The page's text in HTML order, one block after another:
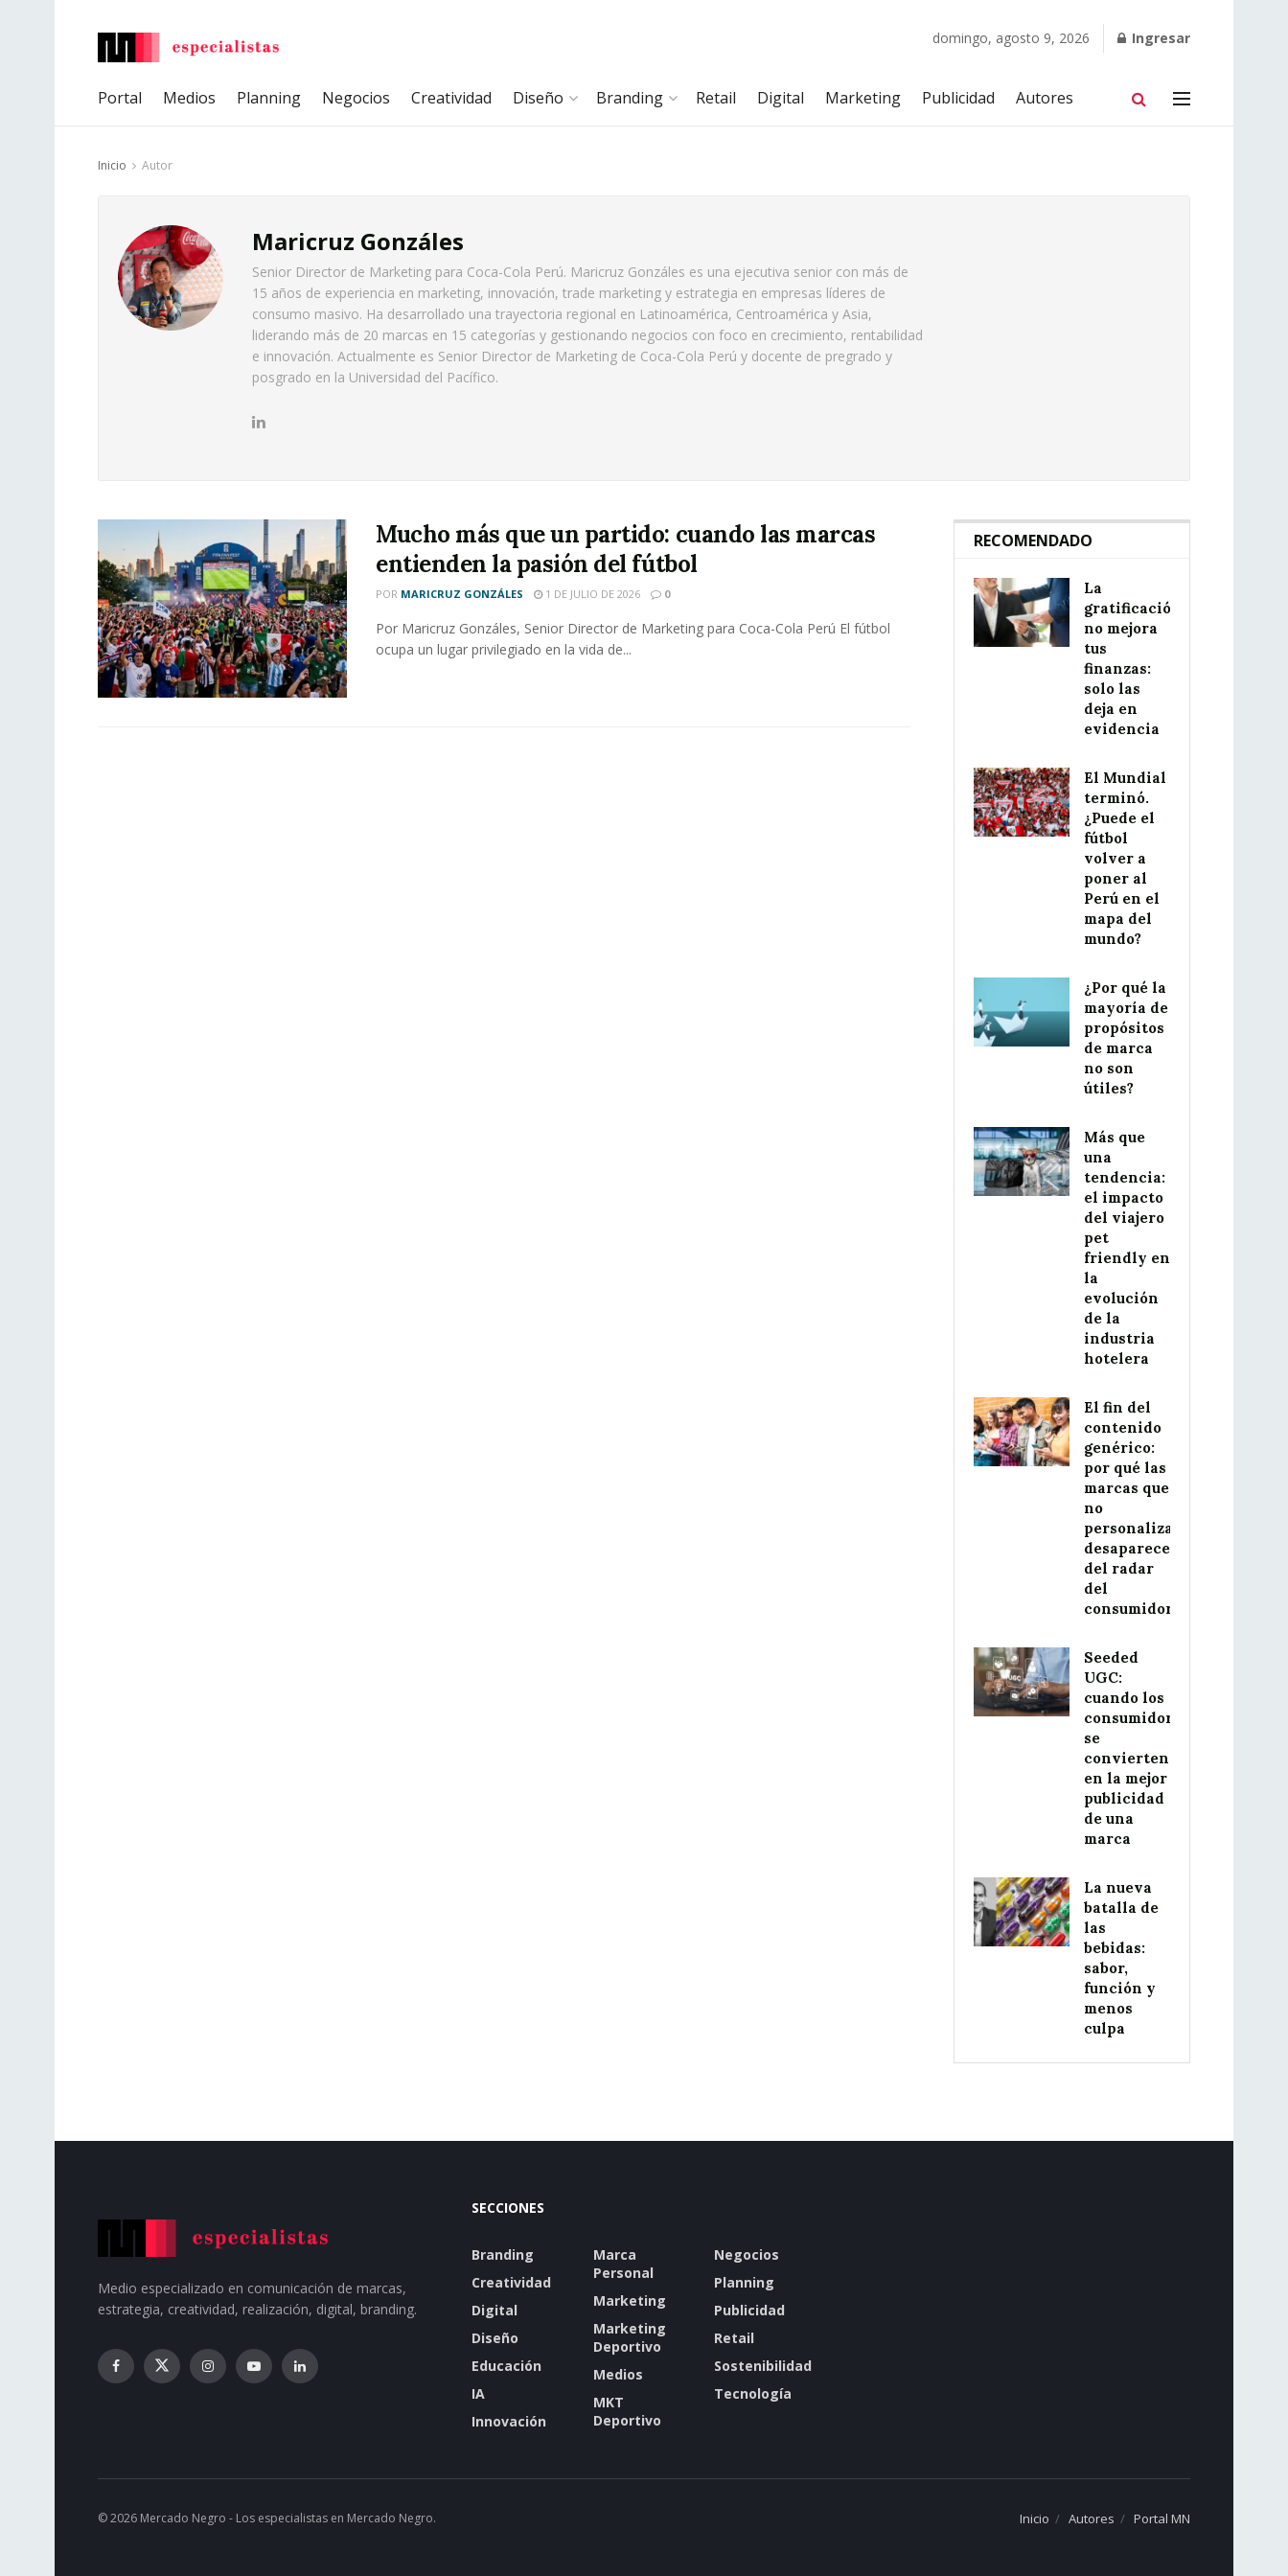
domingo, agosto 9, 2026 Ingresar
Portal Medios Planning Negocios Creatividad Diseño Branding Retail Digital Marketing Publicidad Autores
Inicio Autor
Maricruz Gonzáles
Senior Director de Marketing para Coca-Cola Perú. Maricruz Gonzáles es una ejecutiva senior con más de
15 años de experiencia en marketing, innovación, trade marketing y estrategia en empresas líderes de
consumo masivo. Ha desarrollado una trayectoria regional en Latinoamérica, Centroamérica y Asia,
liderando más de 20 marcas en 15 categorías y gestionando negocios con foco en crecimiento, rentabilidad
e innovación. Actualmente es Senior Director de Marketing de Coca-Cola Perú y docente de pregrado y
posgrado en la Universidad del Pacífico.
Mucho más que un partido: cuando las marcas
entienden la pasión del fútbol
POR MARICRUZ GONZÁLES 1 DE JULIO DE 2026 0
Por Maricruz Gonzáles, Senior Director de Marketing para Coca-Cola Perú El fútbol
ocupa un lugar privilegiado en la vida de...
RECOMENDADO
La
gratificación
no mejora
tus
finanzas:
solo las
deja en
evidencia
El Mundial
terminó.
¿Puede el
fútbol
volver a
poner al
Perú en el
mapa del
mundo?
¿Por qué la
mayoría de
propósitos
de marca
no son
útiles?
Más que
una
tendencia:
el impacto
del viajero
pet
friendly en
la
evolución
de la
industria
hotelera
El fin del
contenido
genérico:
por qué las
marcas que
no
personalizan
desaparecerán
del radar
del
consumidor
Seeded
UGC:
cuando los
consumidores
se
convierten
en la mejor
publicidad
de una
marca
La nueva
batalla de
las
bebidas:
sabor,
función y
menos
culpa
Medio especializado en comunicación de marcas,
estrategia, creatividad, realización, digital, branding.
SECCIONES
Branding
Creatividad
Digital
Diseño
Educación
IA
Innovación
Marca
Personal
Marketing
Marketing
Deportivo
Medios
MKT
Deportivo
Negocios
Planning
Publicidad
Retail
Sostenibilidad
Tecnología
Inicio Autores Portal MN
© 2026 Mercado Negro - Los especialistas en Mercado Negro.